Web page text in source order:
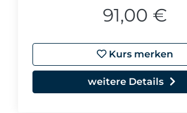
91,00 €
Kurs merken
weitere Details